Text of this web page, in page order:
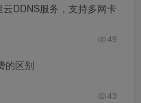
DDNS服务，支持多网卡
49
的区别
43